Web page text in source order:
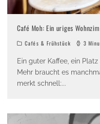
Café Moh: Ein uriges
Cafés & Frühstück 3
Ein guter Kaffee, ein
Mehr braucht es
merkt schnell:...